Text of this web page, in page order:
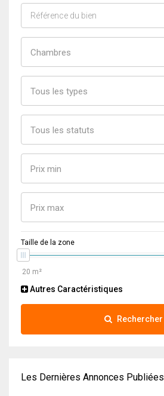
Chambres
Tous les types
Tous les statuts
Prix min
Prix max
Taille de la zone
Autres Caractéristiques
Rechercher
Les Dernières Annonces Publiées